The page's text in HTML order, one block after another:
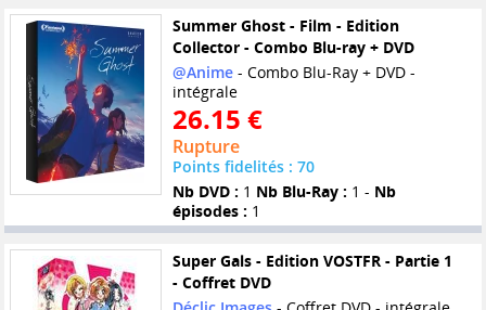
Summer Ghost - Film - Edition
Collector - Combo Blu-ray + DVD
@Anime- Combo Blu-Ray + DVD -
intégrale
26.15 €
Rupture
Points fidelités : 70
Nb DVD : 1 Nb Blu-Ray : 1 - Nb
épisodes : 1
Super Gals - Edition VOSTFR - Partie 1
- Coffret DVD